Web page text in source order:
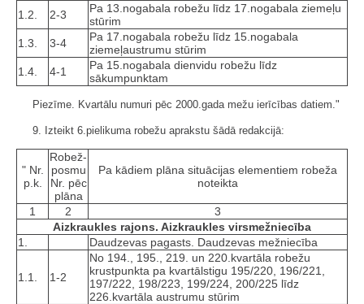
1.2.
2-3
Pa 13.nogabala robežu līdz 17.nogabala ziemeļu
stūrim
1.3.
3-4
Pa 17.nogabala robežu līdz 15.nogabala
ziemeļaustrumu stūrim
1.4.
4-1
Pa 15.nogabala dienvidu robežu līdz
sākumpunktam
Piezīme. Kvartālu numuri pēc 2000.gada mežu ierīcības datiem."
9. Izteikt 6.pielikuma robežu aprakstu šādā redakcijā:
" Nr.
p.k.
Robež­
posmu
Nr. pēc
plāna
Pa kādiem plāna situācijas elementiem robeža
noteikta
1 2
3
Aizkraukles rajons. Aizkraukles virsmežniecība
1.
Daudzevas pagasts. Daudzevas mežniecība
1.1. 1-2
No 194., 195., 219. un 220.kvartāla robežu
krustpunkta pa kvartālstigu 195/220, 196/221,
197/222, 198/223, 199/224, 200/225 līdz
226.kvartāla austrumu stūrim